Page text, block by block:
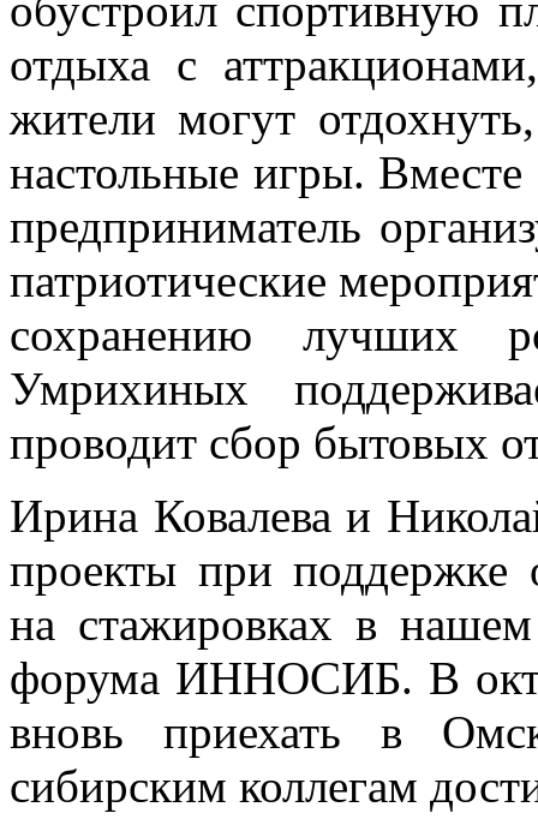
отдыха с
жители могут
настольные игры.
предприниматель
патриотические
сохранению лучших
Умрихиных
проводит сбор бытовых
Ирина Ковалева и
проекты при поддержке
на стажировках в нашем
форума ИННОСИБ. В
вновь приехать в
сибирским коллегам